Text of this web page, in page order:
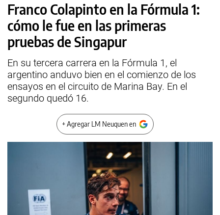
Franco Colapinto en la Fórmula 1:
cómo le fue en las primeras
pruebas de Singapur
En su tercera carrera en la Fórmula 1, el
argentino anduvo bien en el comienzo de los
ensayos en el circuito de Marina Bay. En el
segundo quedó 16.
+ Agregar LM Neuquen en